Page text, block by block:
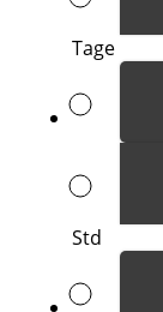
Tage
Std